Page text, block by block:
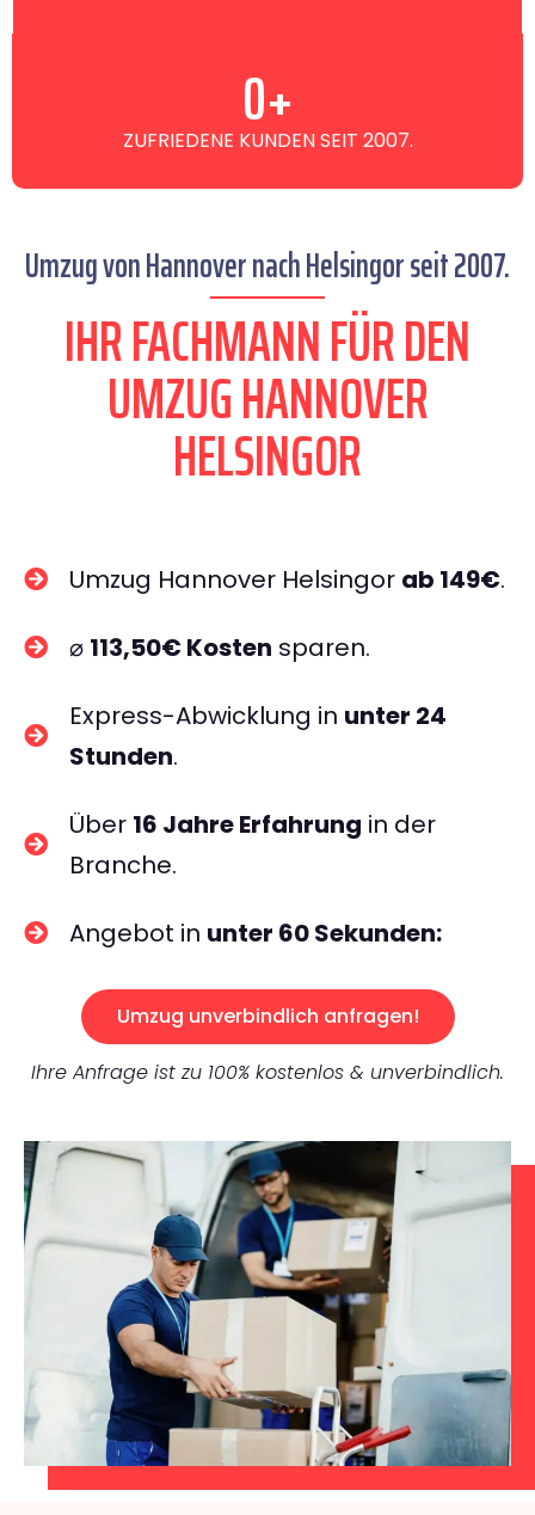
ZUFRIEDENE KUNDEN SEIT 2007.
0+
Umzug von Hannover nach Helsingor seit 2007.
IHR FACHMANN FÜR DEN
UMZUG HANNOVER
HELSINGOR
Umzug Hannover Helsingor ab 149€.
⌀ 113,50€ Kosten sparen.
Express-Abwicklung in unter 24
Stunden.
Über 16 Jahre Erfahrung in der
Branche.
Angebot in unter 60 Sekunden:
Umzug unverbindlich anfragen!
Ihre Anfrage ist zu 100% kostenlos & unverbindlich.